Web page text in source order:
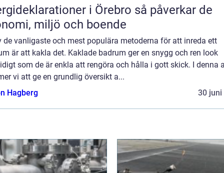
i Örebro så påverkar de
miljö och boende
de vanligaste och mest populära metoderna för att inreda ett
är att kakla det. Kaklade badrum ger en snygg och ren look
som de är enkla att rengöra och hålla i gott skick. I denna
vi att ge en grundlig översikt a...
Hagberg
30 juni